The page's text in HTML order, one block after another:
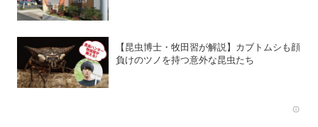
【昆虫博士・牧田習が解説】カブトムシも顔
負けのツノを持つ意外な昆虫たち